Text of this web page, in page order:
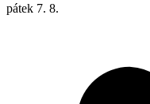
pátek 7. 8.